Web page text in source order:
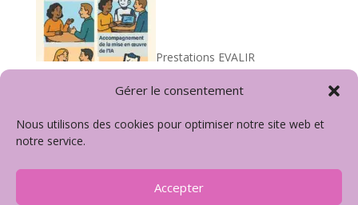
Gérer le consentement
Nous utilisons des cookies pour optimiser notre site web et
notre service.
Accepter
Prestations EVALIR
Mentions légales
Politique de Cookies